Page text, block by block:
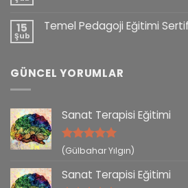
15
Şub
Temel Pedagoji Eğitimi
GÜNCEL YORUMLAR
Sanat Terapisi Eğitimi
5 üzerinden
(Gülbahar Yılgın)
Sanat Terapisi Eğitimi